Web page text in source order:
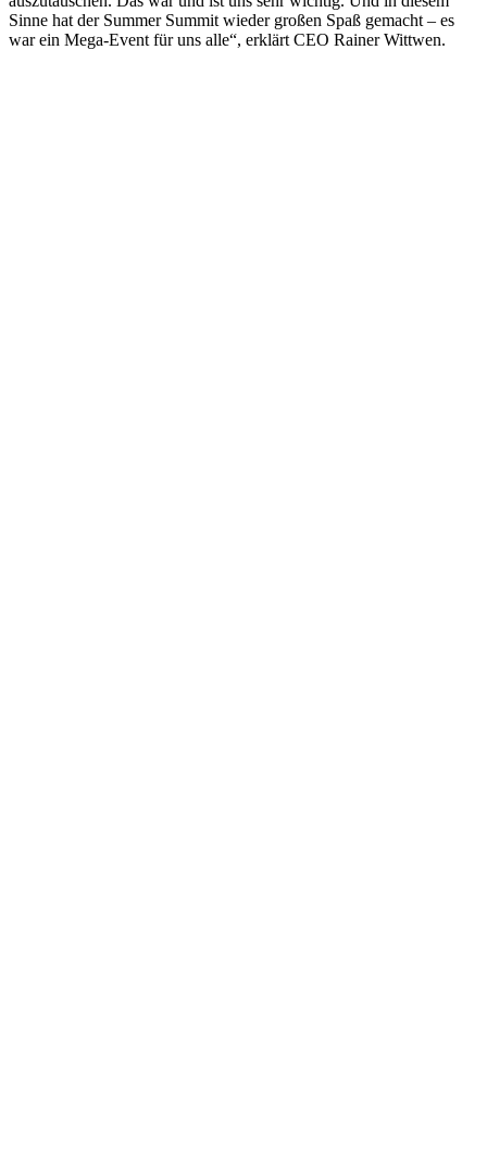
Sinne hat der Summer Summit wieder großen Spaß gemacht – es
war ein Mega-Event für uns alle“, erklärt CEO Rainer Wittwen.